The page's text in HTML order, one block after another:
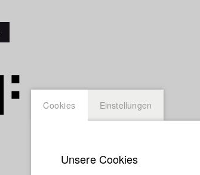
Cookies Einstellungen
Unsere Cookies